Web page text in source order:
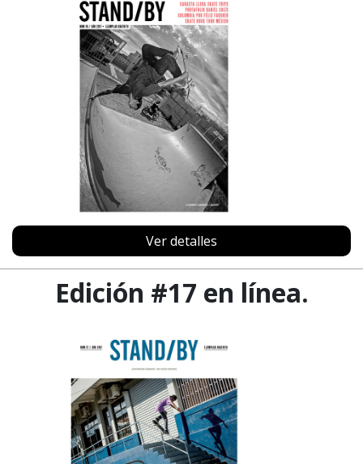
Ver detalles
Edición #17 en línea.